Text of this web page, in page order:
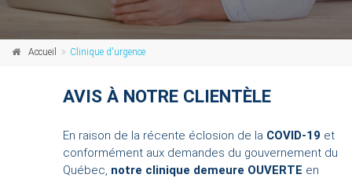
Accueil Clinique d'urgence
AVIS À NOTRE CLIENTÈLE
En raison de la récente éclosion de la COVID-19 et
conformément aux demandes du gouvernement du
Québec, notre clinique demeure OUVERTE en